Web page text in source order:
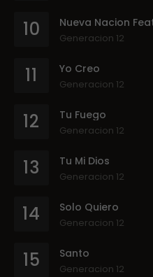
10 Nueva Nacion
Generacion 12
11 Yo Creo
Generacion 12
12 Tu Fuego
Generacion 12
13 Tu Mi Dios
Generacion 12
14 Solo Quiero
Generacion 12
15 Santo
Generacion 12